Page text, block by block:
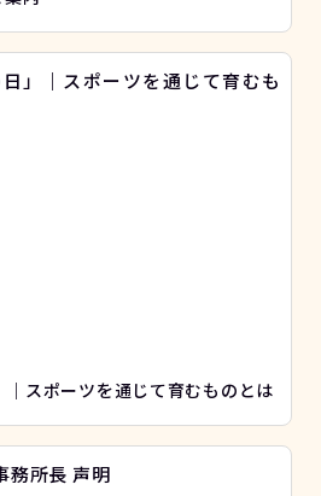
スポーツを通じて育むものとは